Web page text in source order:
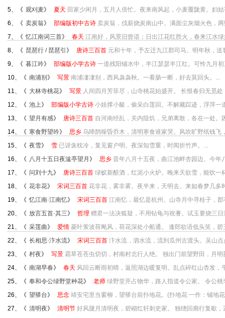
5、《 观刈麦》 夏天 田家少闲月，五月人倍忙。夜来南风起，小麦覆陇黄。妇
6、《 卖炭翁》 部编版初中古诗 卖炭翁，伐薪烧炭南山中。满面尘灰烟火色，
7、《 忆江南词三首》 春天 江南好，风景旧曾谙；日出江花红胜火，春来江水
8、《 琵琶行 / 琵琶引 》 唐诗三百首 元和十年，予左迁九江郡司马。明年秋，
9、《 暮江吟》 部编版小学古诗 一道残阳铺水中，半江瑟瑟半江红。可怜九月
10、《 南浦别 》 写景 南浦凄凄别，西风袅袅秋。一看肠一断，好去莫回头。...
11、《 大林寺桃花》 写景 人间四月芳菲尽，山寺桃花始盛开。 长恨春归无觅处
12、《 池上》 部编版小学古诗 小娃撑小艇，偷采白莲回。不解藏踪迹，浮萍一
13、《 望月有感》 唐诗三百首 自河南经乱，关内阻饥，兄弟离散，各在一处。
14、《 寒食野望吟》 思乡 乌啼鹊噪昏乔木，清明寒食谁家哭。风吹旷野纸钱飞
15、《 夜雪》 雪 已讶衾枕冷，复见窗户明。夜深知雪重，时闻折竹声。...
16、《 八月十五日夜湓亭望月 》 思乡 昔年八月十五夜，曲江池畔杏园边。今年
17、《 问刘十九》 唐诗三百首 绿蚁新醅酒，红泥小火炉。晚来天欲雪，能饮一
18、《 花非花》 宋词三百首 花非花，雾非雾。夜半来，天明去。来如春梦几多
19、《 忆江南·江南忆》 宋词三百首 江南忆，最忆是杭州。山寺月中寻桂子，
20、《 放言五首·其三》 哲理 赠君一法决狐疑，不用钻龟与祝蓍。试玉要烧三
21、《 采莲曲》 爱情 菱叶萦波荷飐风，荷花深处小船通。 逢郎欲语低头笑，碧
22、《 长相思·汴水流》 宋词三百首 汴水流，泗水流，流到瓜州古渡头。吴山
23、《 村夜》 写景 霜草苍苍虫切切，村南村北行人绝。 独出门前望野田，月明
24、《 南湖早春》 春天 风回云断雨初晴，返照湖边暖复明。乱点碎红山杏发，
25、《 奉和令公绿野堂种花》 老师 绿野堂开占物华，路人指道令公家。 令公
26、《 望驿台》 思念 靖安宅里当窗柳，望驿台前扑地花。(扑地花 一作：铺地
27、《 清明夜》 清明节 好风胧月清明夜，碧砌红轩刺史家。 独绕回廊行复歇，